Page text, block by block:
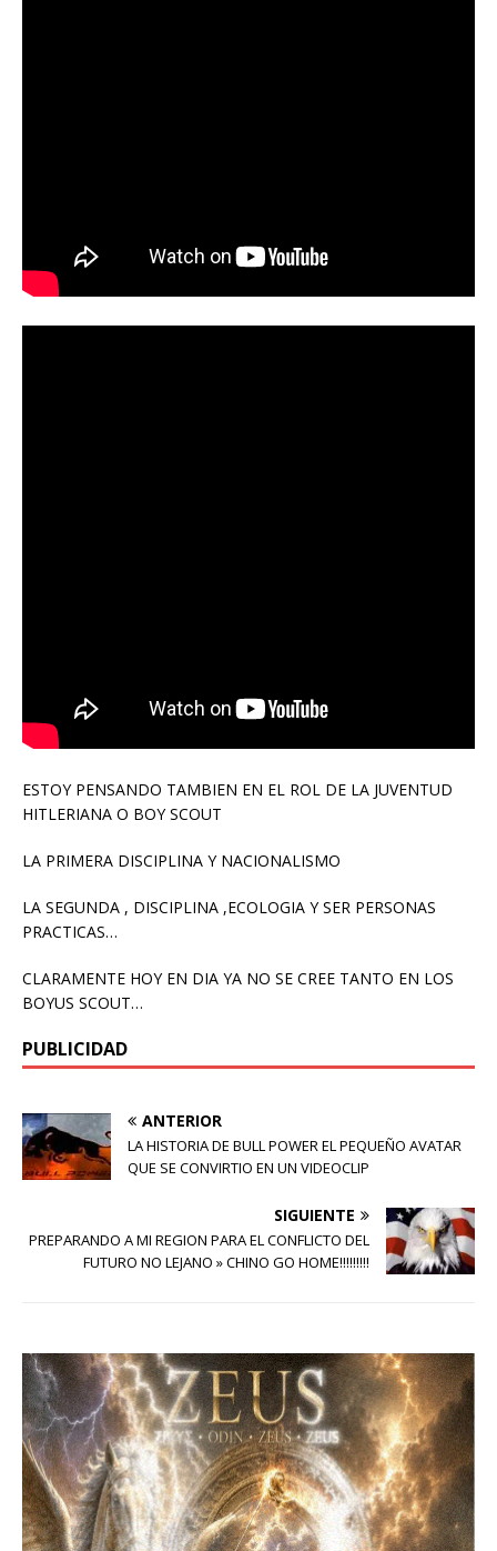
ESTOY PENSANDO TAMBIEN EN EL ROL DE LA JUVENTUD
HITLERIANA O BOY SCOUT
LA PRIMERA DISCIPLINA Y NACIONALISMO
LA SEGUNDA , DISCIPLINA ,ECOLOGIA Y SER PERSONAS
PRACTICAS…
CLARAMENTE HOY EN DIA YA NO SE CREE TANTO EN LOS
BOYUS SCOUT…
PUBLICIDAD
ANTERIOR
LA HISTORIA DE BULL POWER EL PEQUEÑO AVATAR
QUE SE CONVIRTIO EN UN VIDEOCLIP
SIGUIENTE
PREPARANDO A MI REGION PARA EL CONFLICTO DEL
FUTURO NO LEJANO » CHINO GO HOME!!!!!!!!!